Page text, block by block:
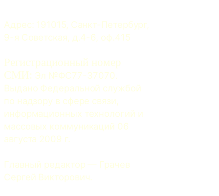
Адрес: 191015, Санкт-Петербург,
9-я Советская, д.4-6, оф.415
Регистрационный номер
СМИ: Эл №ФС77-37070.
Выдано Федеральной службой
по надзору в сфере связи,
информационных технологий и
массовых коммуникаций 06
августа 2009 г.
Главный редактор — Грачев
Сергей Викторович.